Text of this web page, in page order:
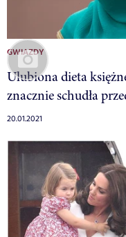
GWIAZDY
Ulubiona dieta
znacznie schudła
20.01.2021